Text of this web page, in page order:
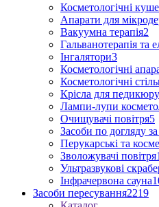
Косметологічні
Апарати для
Вакуумна терапія2
Гальванотерапія та
Інгалятори3
Косметологічні
Косметологічні
Крісла для педикюру
Лампи-лупи
Очищувачі повітря5
Засоби по догляду
Перукарські та
Зволожувачі повітря
Ультразвукові
Інфрачервона сауна
Засоби пересування2219